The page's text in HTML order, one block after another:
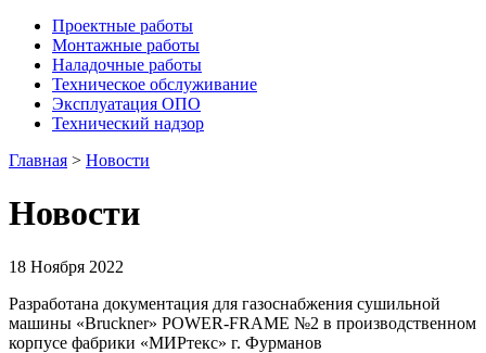
Проектные работы
Монтажные работы
Наладочные работы
Техническое обслуживание
Эксплуатация ОПО
Технический надзор
Главная > Новости
Новости
18 Ноября 2022
Разработана документация для газоснабжения сушильной
машины «Bruckner» POWER-FRAME №2 в производственном
корпусе фабрики «МИРтекс» г. Фурманов